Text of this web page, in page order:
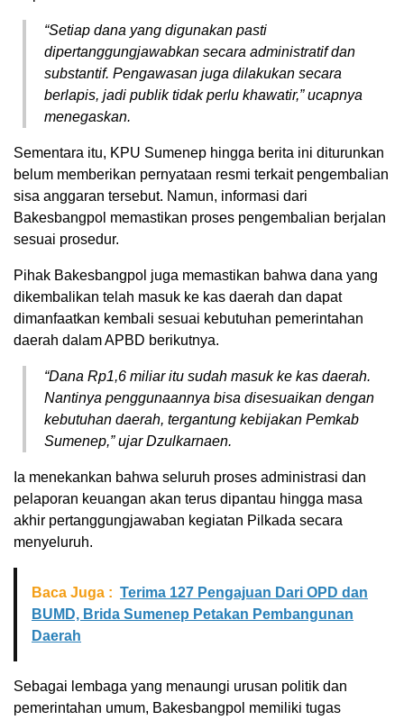
“Setiap dana yang digunakan pasti
dipertanggungjawabkan secara administratif dan
substantif. Pengawasan juga dilakukan secara
berlapis, jadi publik tidak perlu khawatir,” ucapnya
menegaskan.
Sementara itu, KPU Sumenep hingga berita ini diturunkan
belum memberikan pernyataan resmi terkait pengembalian
sisa anggaran tersebut. Namun, informasi dari
Bakesbangpol memastikan proses pengembalian berjalan
sesuai prosedur.
Pihak Bakesbangpol juga memastikan bahwa dana yang
dikembalikan telah masuk ke kas daerah dan dapat
dimanfaatkan kembali sesuai kebutuhan pemerintahan
daerah dalam APBD berikutnya.
“Dana Rp1,6 miliar itu sudah masuk ke kas daerah.
Nantinya penggunaannya bisa disesuaikan dengan
kebutuhan daerah, tergantung kebijakan Pemkab
Sumenep,” ujar Dzulkarnaen.
Ia menekankan bahwa seluruh proses administrasi dan
pelaporan keuangan akan terus dipantau hingga masa
akhir pertanggungjawaban kegiatan Pilkada secara
menyeluruh.
Baca Juga : Terima 127 Pengajuan Dari OPD dan
BUMD, Brida Sumenep Petakan Pembangunan
Daerah
Sebagai lembaga yang menaungi urusan politik dan
pemerintahan umum, Bakesbangpol memiliki tugas